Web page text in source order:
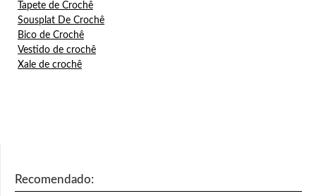
Tapete de Crochê
Sousplat De Crochê
Bico de Crochê
Vestido de crochê
Xale de crochê
Recomendado: